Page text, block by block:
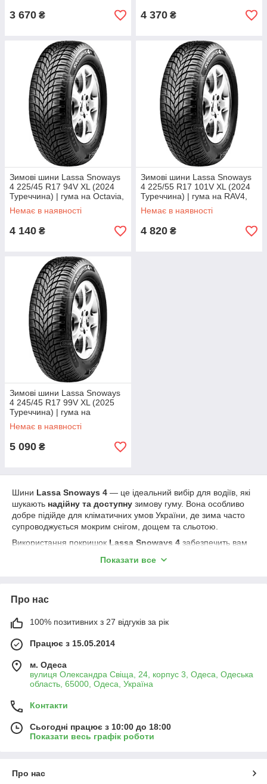
3 670 ₴ 4 370 ₴
Зимові шини Lassa Snoways
4 225/45 R17 94V XL (2024
Туреччина) | гума на Octavia,
Golf, BMW 3, Focus
Немає в наявності
4 140 ₴
Зимові шини Lassa Snoways
4 225/55 R17 101V XL (2024
Туреччина) | гума на RAV4,
X-Trail, Outlander, CR-V
Немає в наявності
4 820 ₴
Зимові шини Lassa Snoways
4 245/45 R17 99V XL (2025
Туреччина) | гума на
Mercedes E, BMW 5, Audi A6
Немає в наявності
5 090 ₴
Шини Lassa Snoways 4 — це ідеальний вибір для водіїв, які
шукають надійну та доступну зимову гуму. Вона особливо
добре підійде для кліматичних умов України, де зима часто
супроводжується мокрим снігом, дощем та сльотою.
Використання покришок Lassa Snoways 4 забезпечить вам
комфортним та безпечним водінням.
Показати все
Про нас
100% позитивних з 27 відгуків за рік
Працює з 15.05.2014
м. Одеса
вулиця Олександра Свіща, 24, корпус 3, Одеса, Одеська
область, 65000, Одеса, Україна
Контакти
Сьогодні працює з 10:00 до 18:00
Показати весь графік роботи
Про нас